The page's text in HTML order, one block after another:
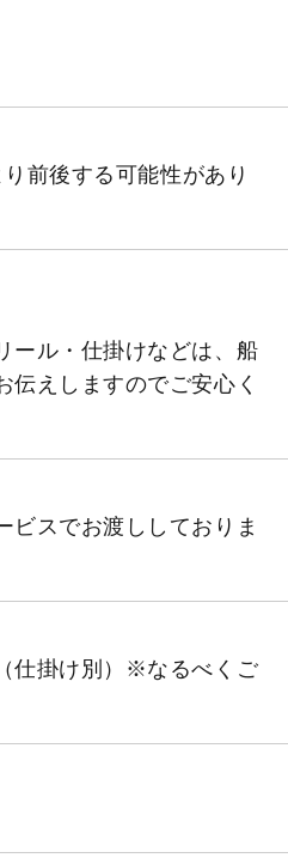
前後する可能性があり
ール・仕掛けなどは、船
伝えしますのでご安心く
ビスでお渡ししておりま
仕掛け別）※なるべくご